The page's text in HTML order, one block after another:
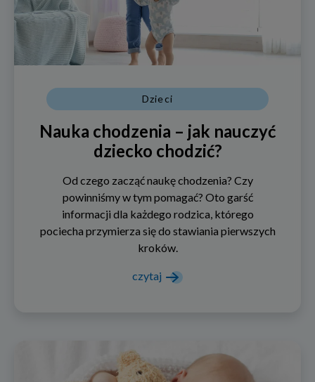
Dzieci
Nauka chodzenia – jak nauczyć
dziecko chodzić?
Od czego zacząć naukę chodzenia? Czy
powinniśmy w tym pomagać? Oto garść
informacji dla każdego rodzica, którego
pociecha przymierza się do stawiania pierwszych
kroków.
czytaj